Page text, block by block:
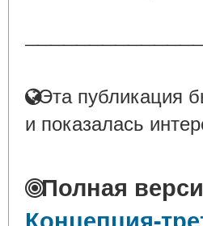
Эта публикация
и показалась
Полная